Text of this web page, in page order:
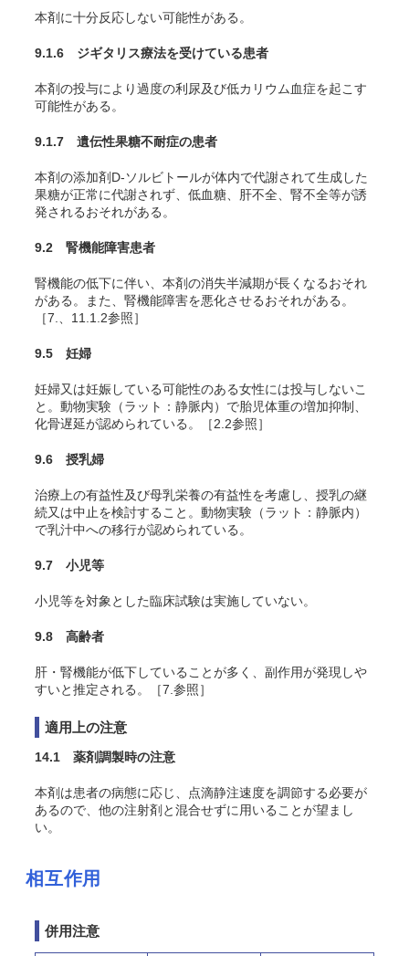
本剤に十分反応しない可能性がある。
9.1.6 ジギタリス療法を受けている患者
本剤の投与により過度の利尿及び低カリウム血症を起こす
可能性がある。
9.1.7 遺伝性果糖不耐症の患者
本剤の添加剤D-ソルビトールが体内で代謝されて生成した
果糖が正常に代謝されず、低血糖、肝不全、腎不全等が誘
発されるおそれがある。
9.2 腎機能障害患者
腎機能の低下に伴い、本剤の消失半減期が長くなるおそれ
がある。また、腎機能障害を悪化させるおそれがある。
［7.、11.1.2参照］
9.5 妊婦
妊婦又は妊娠している可能性のある女性には投与しないこ
と。動物実験（ラット：静脈内）で胎児体重の増加抑制、
化骨遅延が認められている。［2.2参照］
9.6 授乳婦
治療上の有益性及び母乳栄養の有益性を考慮し、授乳の継
続又は中止を検討すること。動物実験（ラット：静脈内）
で乳汁中への移行が認められている。
9.7 小児等
小児等を対象とした臨床試験は実施していない。
9.8 高齢者
肝・腎機能が低下していることが多く、副作用が発現しや
すいと推定される。［7.参照］
適用上の注意
14.1 薬剤調製時の注意
本剤は患者の病態に応じ、点滴静注速度を調節する必要が
あるので、他の注射剤と混合せずに用いることが望まし
い。
相互作用
併用注意